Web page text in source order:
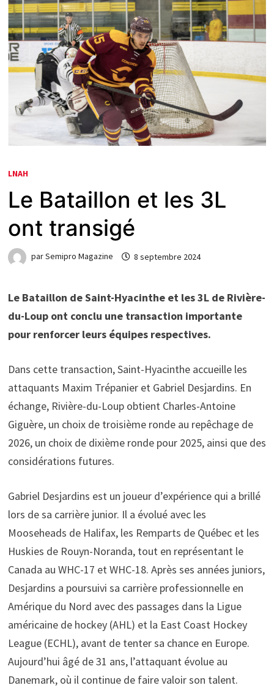
LNAH
Le Bataillon et les 3L
ont transigé
parSemipro Magazine 8 septembre 2024
Le Bataillon de Saint-Hyacinthe et les 3L de Rivière-
du-Loup ont conclu une transaction importante
pour renforcer leurs équipes respectives.
Dans cette transaction, Saint-Hyacinthe accueille les
attaquants Maxim Trépanier et Gabriel Desjardins. En
échange, Rivière-du-Loup obtient Charles-Antoine
Giguère, un choix de troisième ronde au repêchage de
2026, un choix de dixième ronde pour 2025, ainsi que des
considérations futures.
Gabriel Desjardins est un joueur d’expérience qui a brillé
lors de sa carrière junior. Il a évolué avec les
Mooseheads de Halifax, les Remparts de Québec et les
Huskies de Rouyn-Noranda, tout en représentant le
Canada au WHC-17 et WHC-18. Après ses années juniors,
Desjardins a poursuivi sa carrière professionnelle en
Amérique du Nord avec des passages dans la Ligue
américaine de hockey (AHL) et la East Coast Hockey
League (ECHL), avant de tenter sa chance en Europe.
Aujourd’hui âgé de 31 ans, l’attaquant évolue au
Danemark, où il continue de faire valoir son talent.